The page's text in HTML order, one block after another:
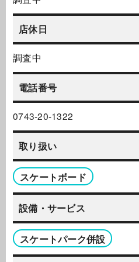
店休日
調査中
電話番号
0743-20-1322
取り扱い
スケートボード
設備・サービス
スケートパーク併設